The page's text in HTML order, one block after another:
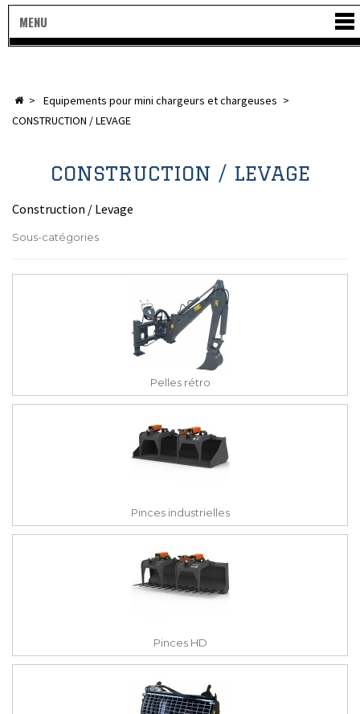
MENU
> equipements pour mini chargeurs et chargeuses >
CONSTRUCTION / LEVAGE
CONSTRUCTION / LEVAGE
Construction / Levage
Sous-catégories
Pelles rétro
Pinces industrielles
Pinces HD